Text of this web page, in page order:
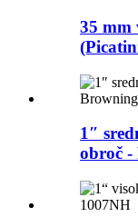
35 mm
1″
obroč -